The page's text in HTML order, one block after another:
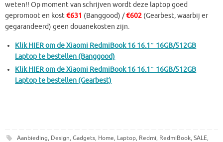
weten!! Op moment van schrijven wordt deze laptop goed
gepromoot en kost€631 (Banggood) /€602 (Gearbest, waarbij er
gegarandeerd) geen douanekosten zijn.
Klik HIER om de Xiaomi RedmiBook 16 16.1″ 16GB/512GB
Laptop te bestellen (Banggood)
Klik HIER om de Xiaomi RedmiBook 16 16.1″ 16GB/512GB
Laptop te bestellen (Gearbest)
Aanbieding, Design, Gadgets, Home, Laptop, Redmi, RedmiBook, SALE,